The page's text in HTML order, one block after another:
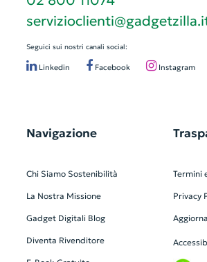
Seguici sui nostri canali social:
Linkedin Facebook Instagram
Navigazione
Chi Siamo Sostenibilità
La Nostra Missione
Gadget Digitali Blog
Diventa Rivenditore
Termini
Privacy